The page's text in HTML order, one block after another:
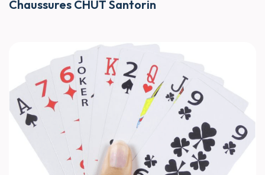
Chaussures CHUT Santorin